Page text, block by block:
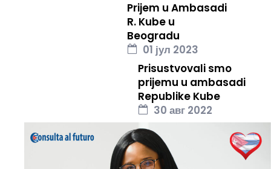
Prijem u Ambasadi
R. Kube u
Beogradu
01 јул 2023
Prisustvovali smo
prijemu u ambasadi
Republike Kube
30 авг 2022